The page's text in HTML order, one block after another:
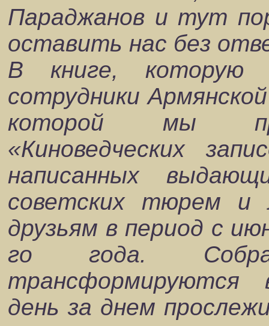
Параджанов и тут
оставить нас без
В книге, которую
сотрудники
которой мы
«Киноведческих
написанных
советских тюрем и
друзьям в период с
го года.
трансформируются
день за днем